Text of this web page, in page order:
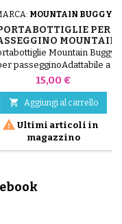
MOUNTAIN BUGGY
PER
MOUNTAIN
BUGGY
Mountain Buggy
passegginoAdattabile a
di dimensioni standard
Prezzo
15,00 €
 Aggiungi al carrello
 Ultimi articoli in
magazzino